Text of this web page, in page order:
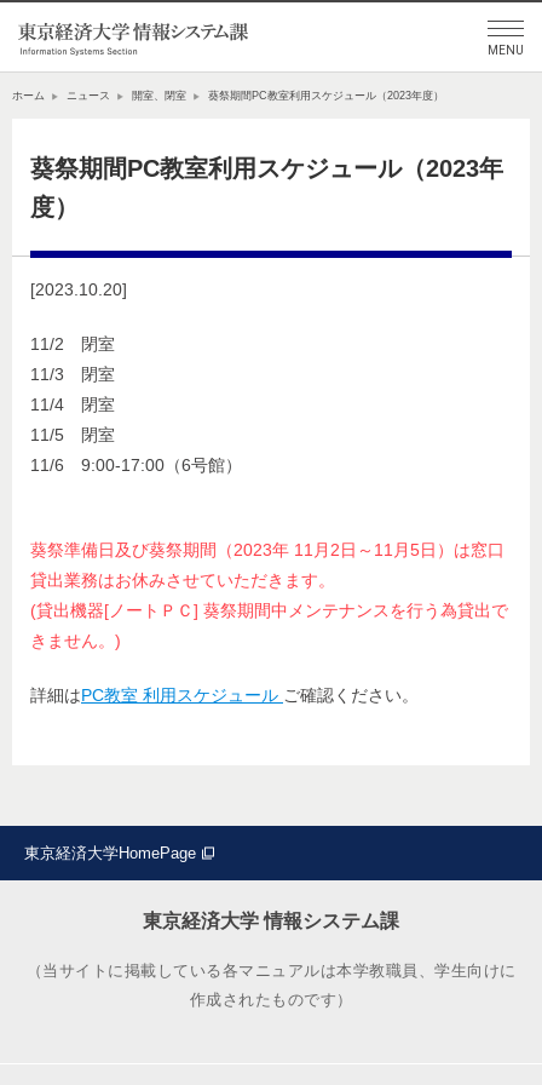
ホーム ニュース 開室、閉室 葵祭期間PC教室利用スケジュール（2023年度）
葵祭期間PC教室利用スケジュール（2023年
度）
[2023.10.20]
11/2 閉室
11/3 閉室
11/4 閉室
11/5 閉室
11/6 9:00-17:00（6号館）
葵祭準備日及び葵祭期間（2023年 11月2日～11月5日）は窓口
貸出業務はお休みさせていただきます。
(貸出機器[ノートＰＣ] 葵祭期間中メンテナンスを行う為貸出で
きません。)
詳細はPC教室 利用スケジュール ご確認ください。
東京経済大学HomePage
東京経済大学 情報システム課
（当サイトに掲載している各マニュアルは本学教職員、学生向けに
作成されたものです）